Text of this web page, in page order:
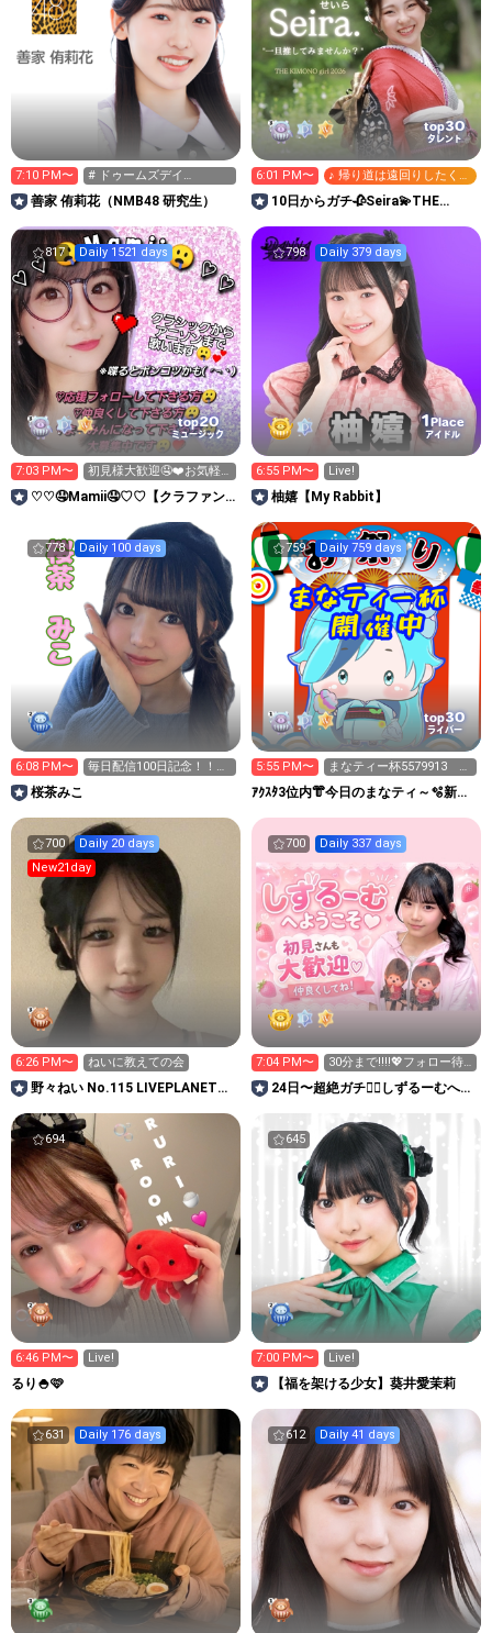
7:10 PM〜
# ドゥームズデイ
✖️NMB11期生
善家 侑莉花（NMB48 研究生）
top30
タレント
6:01 PM〜
♪ 帰り道は遠回りしたくな
る
10日からガチ🥀Seira💫THE
817 Daily 1521 days
top20
ミュージック
7:03 PM〜
初見様大歓迎🤤❤️お気軽ﾌ
ｫﾛｰｺﾒ下さい🤤❤️
♡♡🤤Mamii🤤♡♡【クラファン
798 Daily 379 days
1 Place
アイドル
6:55 PM〜 Live!
柚嬉【My Rabbit】
778 Daily 100 days
6:08 PM〜
毎日配信100日記念！！あ
桜茶みこ
759 Daily 759 days
top30
ライバー
5:55 PM〜
まなティー杯5579913 三
麻東風 参加自由
ｱｸｽﾀ3位内👘今日のまなティ～🫧新ア
700
Daily 20 days
New21day
6:26 PM〜 ねいに教えての会
野々ねい No.115 LIVEPLANET新
700 Daily 337 days
7:04 PM〜
30分まで‼️‼️💖フォロー待
ってます🥹
24日〜超絶ガチ❤️‍🔥しずるーむ️へよ
694
6:46 PM〜 Live!
るり🍚🩷
645
7:00 PM〜 Live!
【福を架ける少女】葵井愛茉莉
631 Daily 176 days 612 Daily 41 days